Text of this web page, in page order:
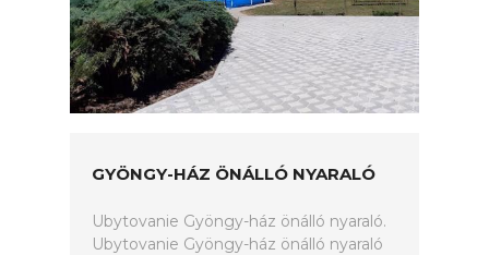
GYÖNGY-HÁZ ÖNÁLLÓ NYARALÓ
Ubytovanie Gyöngy-ház önálló nyaraló.
Ubytovanie Gyöngy-ház önálló nyaraló